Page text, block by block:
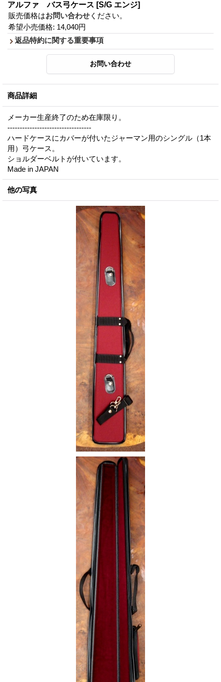
アルファ バス弓ケース [S/G エンジ]
販売価格はお問い合わせ ください。
希望小売価格: 14,040円
返品特約に関する重要事項
商品詳細
メーカー生産終了のため在庫限り。
----------------------------------
ハードケースにカバーが付いたジャーマン用のシングル（1本
用）弓ケース。
ショルダーベルトが付いています。
Made in JAPAN
他の写真